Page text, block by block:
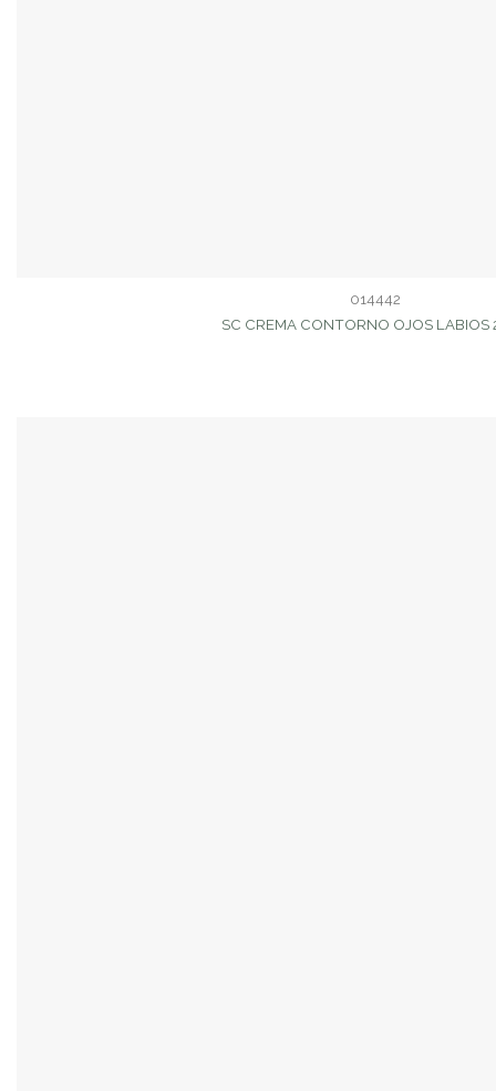
014442
SC CREMA CONTORNO OJOS LABIOS